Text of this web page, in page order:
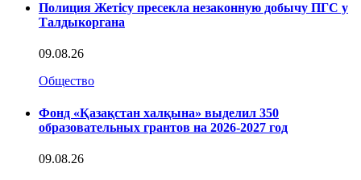
Полиция Жетісу пресекла незаконную добычу ПГС у
Талдыкоргана
09.08.26
Общество
Фонд «Қазақстан халқына» выделил 350
образовательных грантов на 2026-2027 год
09.08.26